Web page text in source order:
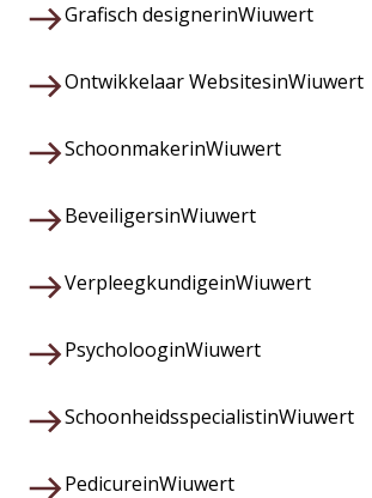
Grafisch designerinWiuwert
Ontwikkelaar WebsitesinWiuwert
SchoonmakerinWiuwert
BeveiligersinWiuwert
VerpleegkundigeinWiuwert
PsycholooginWiuwert
SchoonheidsspecialistinWiuwert
PedicureinWiuwert